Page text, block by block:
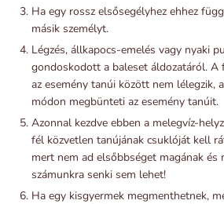
Ha egy rossz elsősegélyhez ehhez
másik személyt.
Légzés, állkapocs-emelés vagy nyaki
gondoskodott a baleset áldozatáról. A
az esemény tanúi között nem lélegzik,
módon megbünteti az esemény tanúit.
Azonnal kezdve ebben a melegvíz-
fél közvetlen tanújának csuklóját kell
mert nem ad elsőbbséget magának és
számunkra senki sem lehet!
Ha egy kisgyermek megmenthetnek,